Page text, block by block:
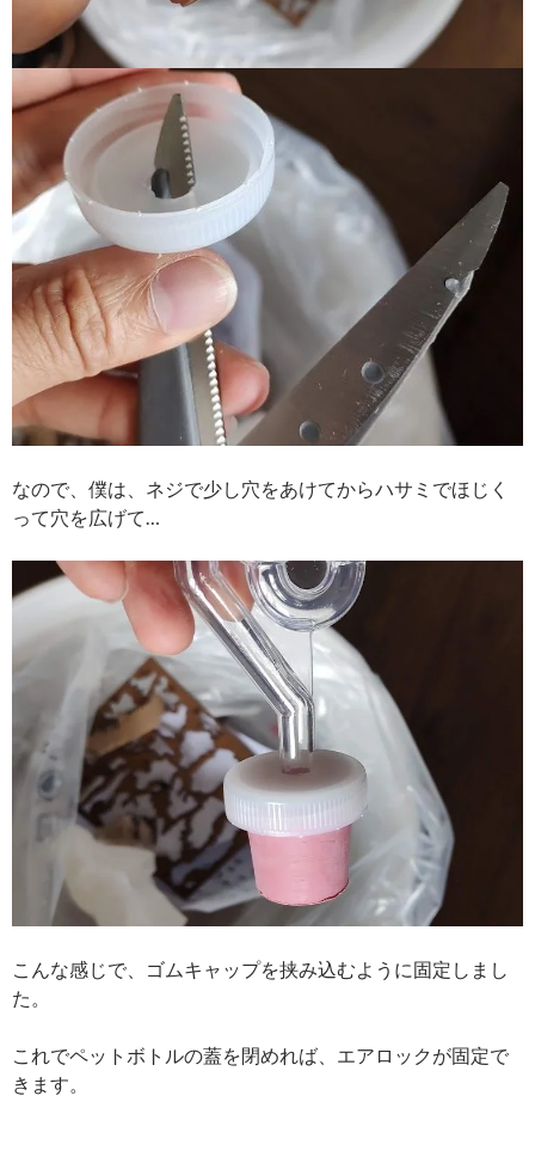
なので、僕は、ネジで少し穴をあけてからハサミでほじく
って穴を広げて…
こんな感じで、ゴムキャップを挟み込むように固定しまし
た。
これでペットボトルの蓋を閉めれば、エアロックが固定で
きます。